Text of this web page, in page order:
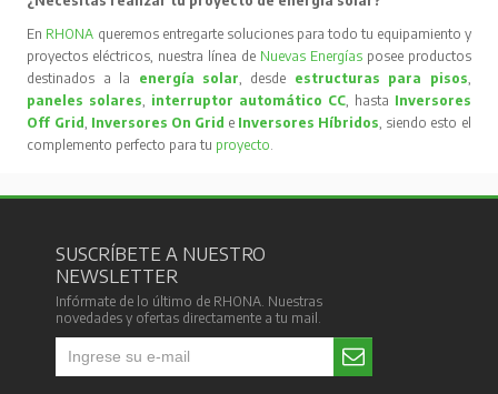
En RHONA queremos entregarte soluciones para todo tu equipamiento y
proyectos eléctricos, nuestra línea de Nuevas Energíasposee productos
destinados a la energía solar, desde estructuras para pisos,
paneles solares, interruptor automático CC, hasta Inversores
Off Grid, Inversores On Grid e Inversores Híbridos, siendo esto el
complemento perfecto para tu proyecto.
SUSCRÍBETE A NUESTRO
NEWSLETTER
Infórmate de lo último de RHONA. Nuestras
novedades y ofertas directamente a tu mail.